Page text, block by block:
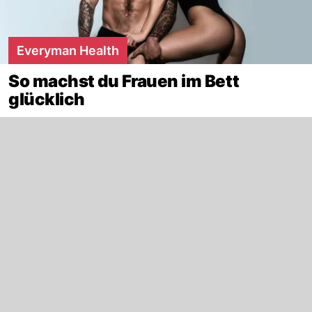
Everyman Health
So machst du Frauen im Bett
glücklich